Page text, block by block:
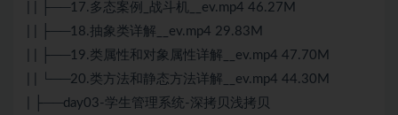
| | ├──17.多态案例_战斗机__ev.mp4 46.27M
| | ├──18.抽象类详解__ev.mp4 29.83M
| | ├──19.类属性和对象属性详解__ev.mp4 47.70M
| | └──20.类方法和静态方法详解__ev.mp4 44.30M
| ├──day03-学生管理系统-深拷贝浅拷贝